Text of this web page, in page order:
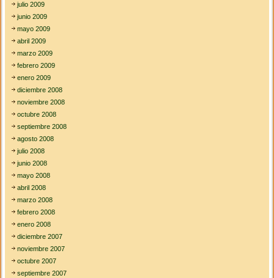
julio 2009
junio 2009
mayo 2009
abril 2009
marzo 2009
febrero 2009
enero 2009
diciembre 2008
noviembre 2008
octubre 2008
septiembre 2008
agosto 2008
julio 2008
junio 2008
mayo 2008
abril 2008
marzo 2008
febrero 2008
enero 2008
diciembre 2007
noviembre 2007
octubre 2007
septiembre 2007